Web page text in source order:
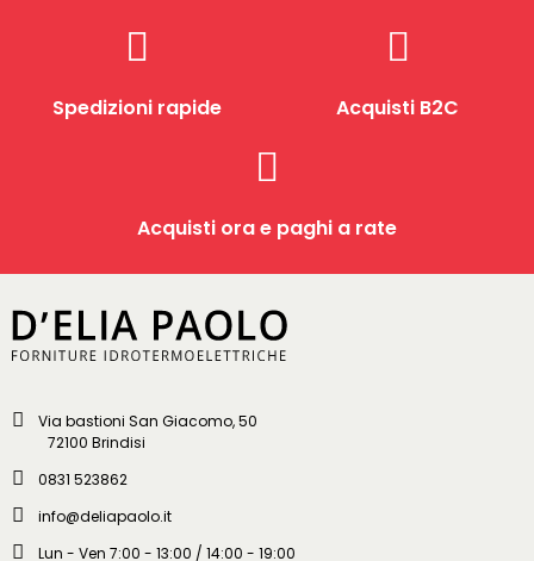
Spedizioni rapide Acquisti B2C
Acquisti ora e paghi a rate
Via bastioni San Giacomo, 50
72100 Brindisi
0831 523862
info@deliapaolo.it
Lun - Ven 7:00 - 13:00 / 14:00 - 19:00